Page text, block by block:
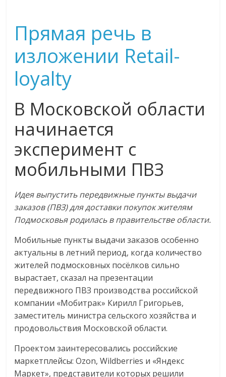
важно,
как
знать
как
Сеть
меняет
жизнь
людей
обсудить
эти
изменения
Прямая речь в
изложении Retail-
loyalty
В Московской области
начинается
эксперимент с
мобильными ПВЗ
Идея выпустить передвижные пункты выдачи
заказов (ПВЗ) для доставки покупок жителям
Подмосковья родилась в правительстве области.
Мобильные пункты выдачи заказов особенно
актуальны в летний период, когда количество
жителей подмосковных посёлков сильно
вырастает, сказал на презентации
передвижного ПВЗ производства российской
компании «Мобитрак» Кирилл Григорьев,
заместитель министра сельского хозяйства и
продовольствия Московской области.
Проектом заинтересовались российские
маркетплейсы: Ozon, Wildberries и «Яндекс
Маркет», представители которых решили